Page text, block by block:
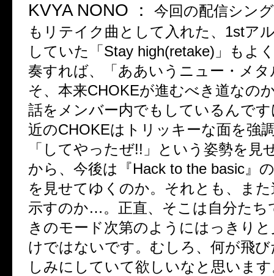
KVYA NONO ：
今回の配信シン
もリテイク曲として入れた、 1stア
していた「 Stay high(retake) 」もよ
奏すれば、「ああいうニュー・メ
そ、本来CHOKEが進むべき道なの
話をメンバー内でもしているんで
近のCHOKEはトリッキーな面を強
「してやったぜ!! 」という姿勢を見
から、今後は『Hack to the basic 』
を見せてゆくのか。それとも、ま
示すのか…。正直、そこは自分た
きのモード次第のようにはっきり
けではないです。むしろ、何が飛
しみにしていて欲しいなと思いま